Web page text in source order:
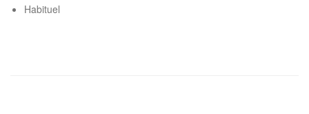
Habituel